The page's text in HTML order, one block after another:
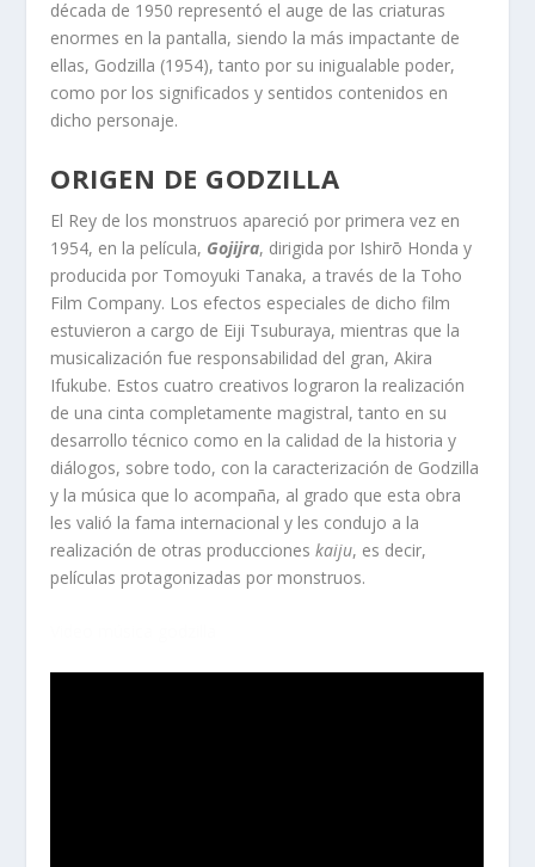
década de 1950 representó el auge de las criaturas
enormes en la pantalla, siendo la más impactante de
ellas, Godzilla (1954), tanto por su inigualable poder,
como por los significados y sentidos contenidos en
dicho personaje.
ORIGEN DE GODZILLA
El Rey de los monstruos apareció por primera vez en
1954, en la película, Gojijra, dirigida por Ishirō Honda y
producida por Tomoyuki Tanaka, a través de la Toho
Film Company. Los efectos especiales de dicho film
estuvieron a cargo de Eiji Tsuburaya, mientras que la
musicalización fue responsabilidad del gran, Akira
Ifukube. Estos cuatro creativos lograron la realización
de una cinta completamente magistral, tanto en su
desarrollo técnico como en la calidad de la historia y
diálogos, sobre todo, con la caracterización de Godzilla
y la música que lo acompaña, al grado que esta obra
les valió la fama internacional y les condujo a la
realización de otras produccioneskaiju, es decir,
películas protagonizadas por monstruos.